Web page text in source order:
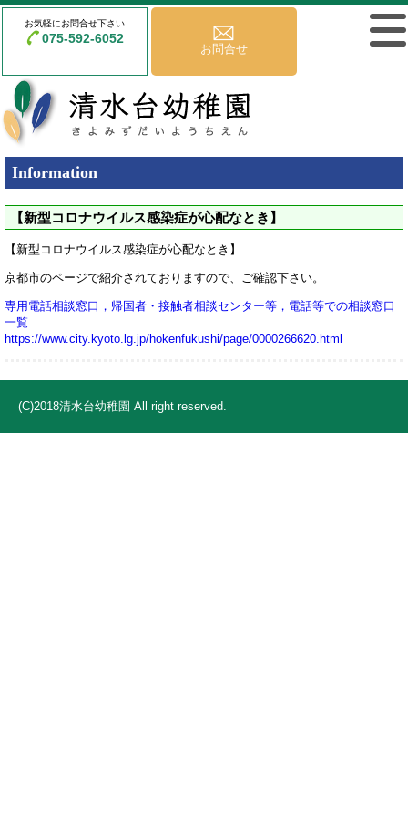
お気軽にお問合せ下さい
075-592-6052
お問合せ
Information
【新型コロナウイルス感染症が心配なとき】
【新型コロナウイルス感染症が心配なとき】
京都市のページで紹介されておりますので、ご確認下さい。
専用電話相談窓口，帰国者・接触者相談センター等，電話等での相談窓口
一覧
https://www.city.kyoto.lg.jp/hokenfukushi/page/0000266620.html
(C)2018清水台幼稚園 All right reserved.